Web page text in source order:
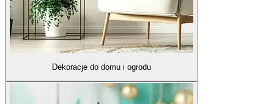
Dekoracje do domu i ogrodu